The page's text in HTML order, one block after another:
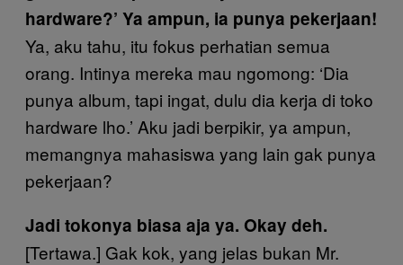
hardware?’ Ya ampun, ia punya pekerjaan!
Ya, aku tahu, itu fokus perhatian semua
orang. Intinya mereka mau ngomong: ‘Dia
punya album, tapi ingat, dulu dia kerja di toko
hardware lho.’ Aku jadi berpikir, ya ampun,
memangnya mahasiswa yang lain gak punya
pekerjaan?
Jadi tokonya biasa aja ya. Okay deh.
[Tertawa.] Gak kok, yang jelas bukan Mr.